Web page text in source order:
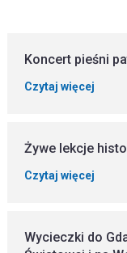
Koncert pieśni
Czytaj więcej
Żywe lekcje
Czytaj więcej
Wycieczki do